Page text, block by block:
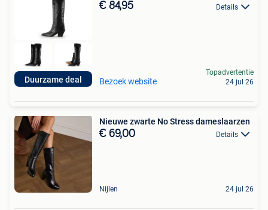
Duurzame deal
€ 84,95 Details
Bezoek website
Topadvertentie
24 jul 26
Nieuwe zwarte No Stress dameslaarzen
€ 69,00 Details
Nijlen 24 jul 26